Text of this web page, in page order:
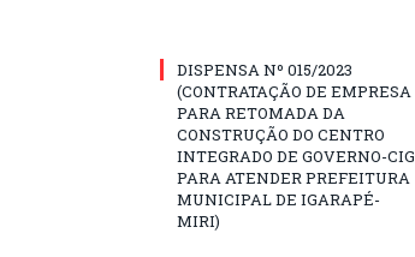
DISPENSA Nº 015/2023
(CONTRATAÇÃO DE EMPRESA
PARA RETOMADA DA
CONSTRUÇÃO DO CENTRO
INTEGRADO DE GOVERNO-CIG
PARA ATENDER PREFEITURA
MUNICIPAL DE IGARAPÉ-
MIRI)